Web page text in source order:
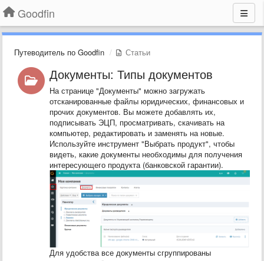
Goodfin
Путеводитель по Goodfin Статьи
Документы: Типы документов
На странице "Документы" можно загружать
отсканированные файлы юридических, финансовых и
прочих документов. Вы можете добавлять их,
подписывать ЭЦП, просматривать, скачивать на
компьютер, редактировать и заменять на новые.
Используйте инструмент "Выбрать продукт", чтобы
видеть, какие документы необходимы для получения
интересующего продукта (банковской гарантии).
Для удобства все документы сгруппированы